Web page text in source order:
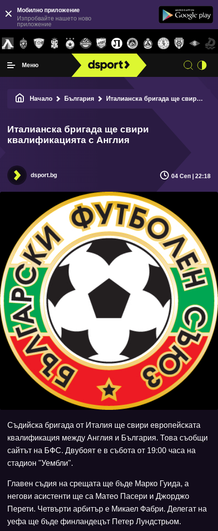
Мобилно приложение
Изпробвайте нашето ново
приложение
Меню
Начало България Италианска бригада ще свири квалификацията с Англия
Италианска бригада ще свири
квалификацията с Англия
dsport.bg 04 Сеп | 22:18
Съдийска бригада от Италия ще свири европейската
квалификация между Англия и България. Това съобщи
сайтът на БФС. Двубоят е в събота от 19:00 часа на
стадион "Уембли".
Главен съдия на срещата ще бъде Марко Гуида, а
негови асистенти ще са Матео Пасери и Джорджо
Перети. Четвърти арбитър е Микаел Фабри. Делегат на
уефа ще бъде финландецът Петер Лундстрьом.